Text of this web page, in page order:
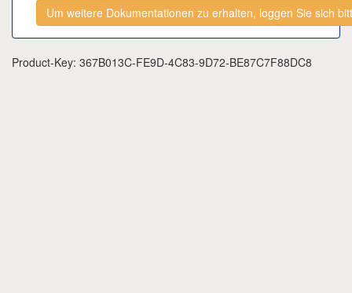
Um weitere Dokumentationen zu erhalten, loggen Sie sich
Product-Key: 367B013C-FE9D-4C83-9D72-BE87C7F88DC8